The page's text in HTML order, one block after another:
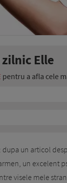
Elle
pentru a afla cele
un articol
un excelent
visele mele